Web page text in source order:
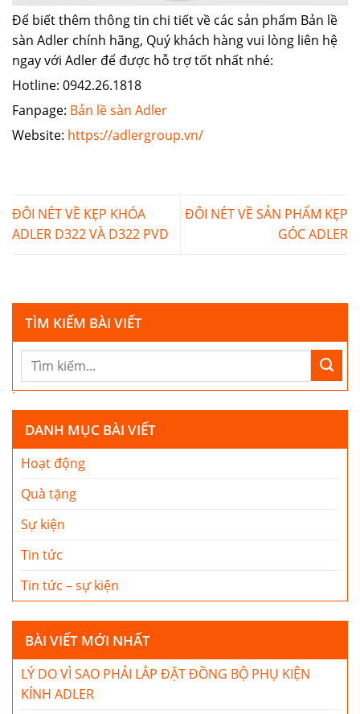
Để biết thêm thông tin chi tiết về các sản phẩm Bản lề
sàn Adler chính hãng, Quý khách hàng vui lòng liên hệ
ngay với Adler để được hỗ trợ tốt nhất nhé:
Hotline: 0942.26.1818
Fanpage: Bản lề sàn Adler
Website: https://adlergroup.vn/
ĐÔI NÉT VỀ KẸP KHÓA
ADLER D322 VÀ D322 PVD
ĐÔI NÉT VỀ SẢN PHẨM KẸP
GÓC ADLER
TÌM KIẾM BÀI VIẾT
DANH MỤC BÀI VIẾT
Hoạt động
Quà tặng
Sự kiện
Tin tức
Tin tức – sự kiện
BÀI VIẾT MỚI NHẤT
LÝ DO VÌ SAO PHẢI LẮP ĐẶT ĐỒNG BỘ PHỤ KIỆN
KÍNH ADLER